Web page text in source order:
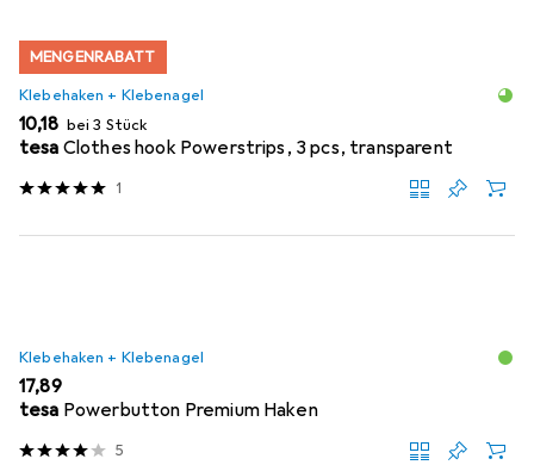
MENGENRABATT
Klebehaken + Klebenagel
EUR
10,18 bei 3 Stück
tesa Clothes hook Powerstrips, 3 pcs, transparent
1
Klebehaken + Klebenagel
EUR
17,89
tesa Powerbutton Premium Haken
5